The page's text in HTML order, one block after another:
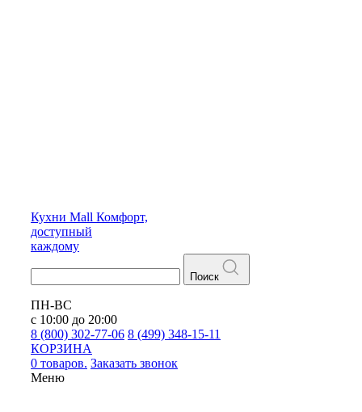
Кухни Mall Комфорт,
доступный
каждому
Поиск
ПН-ВС
с 10:00 до 20:00
8 (800) 302-77-06 8 (499) 348-15-11
КОРЗИНА
0 товаров. Заказать звонок
Меню